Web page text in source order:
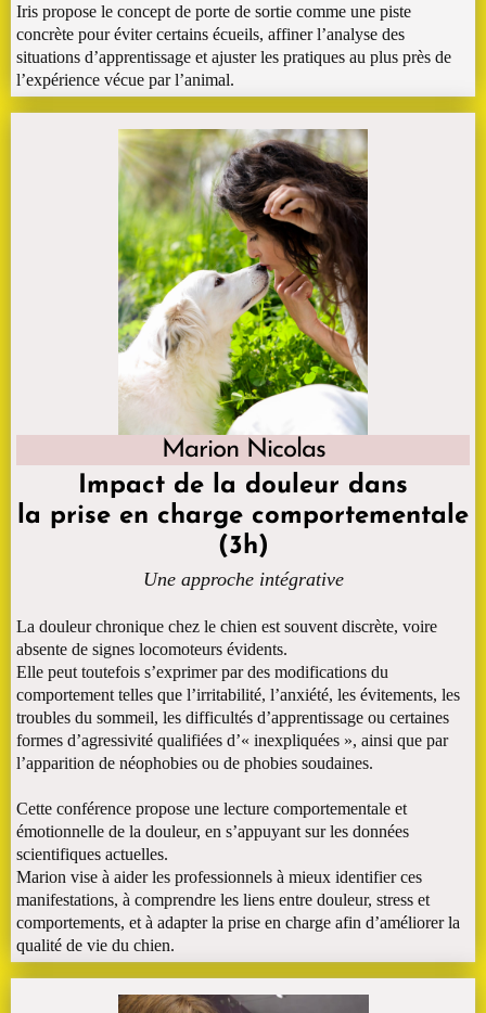
Iris propose le concept de porte de sortie comme une piste
concrète pour éviter certains écueils, affiner l’analyse des
situations d’apprentissage et ajuster les pratiques au plus près de
l’expérience vécue par l’animal.
Marion Nicolas
Impact de la douleur dans
la prise en charge comportementale
(3h)
Une approche intégrative
La douleur chronique chez le chien est souvent discrète, voire
absente de signes locomoteurs évidents.
Elle peut toutefois s’exprimer par des modifications du
comportement telles que l’irritabilité, l’anxiété, les évitements, les
troubles du sommeil, les difficultés d’apprentissage ou certaines
formes d’agressivité qualifiées d’« inexpliquées », ainsi que par
l’apparition de néophobies ou de phobies soudaines.
Cette conférence propose une lecture comportementale et
émotionnelle de la douleur, en s’appuyant sur les données
scientifiques actuelles.
Marion vise à aider les professionnels à mieux identifier ces
manifestations, à comprendre les liens entre douleur, stress et
comportements, et à adapter la prise en charge afin d’améliorer la
qualité de vie du chien.